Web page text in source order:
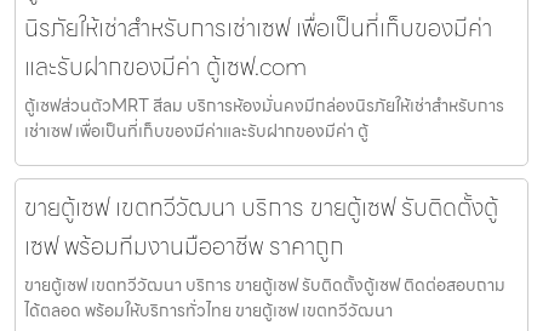
นิรภัยให้เช่าสำหรับการเช่าเซฟ เพื่อเป็นที่เก็บของมีค่า
และรับฝากของมีค่า ตู้เซฟ.com
ตู้เซฟส่วนตัวMRT สีลม บริการห้องมั่นคงมีกล่องนิรภัยให้เช่าสำหรับการ
เช่าเซฟ เพื่อเป็นที่เก็บของมีค่าและรับฝากของมีค่า ตู้
ขายตู้เซฟ เขตทวีวัฒนา บริการ ขายตู้เซฟ รับติดตั้งตู้
เซฟ พร้อมทีมงานมืออาชีพ ราคาถูก
ขายตู้เซฟ เขตทวีวัฒนา บริการ ขายตู้เซฟ รับติดตั้งตู้เซฟ ติดต่อสอบถาม
ได้ตลอด พร้อมให้บริการทั่วไทย ขายตู้เซฟ เขตทวีวัฒนา